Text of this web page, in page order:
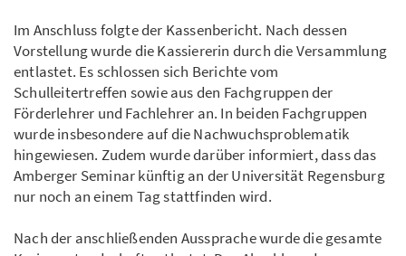
Im Anschluss folgte der Kassenbericht. Nach dessen
Vorstellung wurde die Kassiererin durch die Versammlung
entlastet. Es schlossen sich Berichte vom
Schulleitertreffen sowie aus den Fachgruppen der
Förderlehrer und Fachlehrer an. In beiden Fachgruppen
wurde insbesondere auf die Nachwuchsproblematik
hingewiesen. Zudem wurde darüber informiert, dass das
Amberger Seminar künftig an der Universität Regensburg
nur noch an einem Tag stattfinden wird.
Nach der anschließenden Aussprache wurde die gesamte